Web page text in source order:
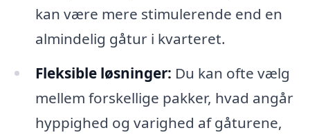
kan være mere stimulerende end en
almindelig gåtur i kvarteret.
Fleksible løsninger: Du kan ofte vælg
mellem forskellige pakker, hvad angår
hyppighed og varighed af gåturene,